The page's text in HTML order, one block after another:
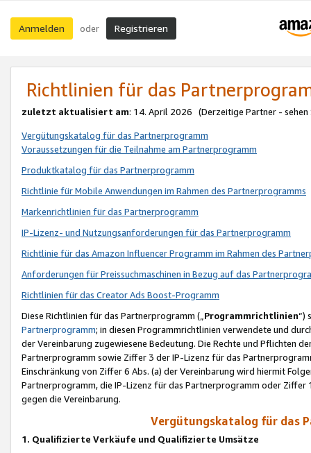
Anmelden oder Registrieren
Richtlinien für das
zuletzt aktualisiert am: 14. April 2026 (Derzeitige Partner - sehen
Vergütungskatalog für das Partnerprogramm
Voraussetzungen für die Teilnahme am Partnerprogramm
Produktkatalog für das Partnerprogramm
Richtlinie für Mobile Anwendungen im Rahmen des Partnerprogramms
Markenrichtlinien für das Partnerprogramm
IP-Lizenz- und Nutzungsanforderungen für das Partnerprogramm
Richtlinie für das Amazon Influencer Programm im Rahmen des
Anforderungen für Preissuchmaschinen in Bezug auf das
Richtlinien für das Creator Ads Boost-Programm
Diese Richtlinien für das Partnerprogramm („Programmrichtlinien“)
Partnerprogramm; in diesen Programmrichtlinien verwendete und
der Vereinbarung zugewiesene Bedeutung. Die Rechte und Pflichten
Partnerprogramm sowie Ziffer 3 der IP-Lizenz für das
Einschränkung von Ziffer 6 Abs. (a) der Vereinbarung wird hiermit
Partnerprogramm, die IP-Lizenz für das Partnerprogramm oder
gegen die Vereinbarung.
Vergütungskatalog für das
1. Qualifizierte Verkäufe und Qualifizierte Umsätze